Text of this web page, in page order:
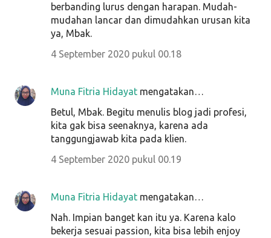
berbanding lurus dengan harapan. Mudah-
mudahan lancar dan dimudahkan urusan kita
ya, Mbak.
4 September 2020 pukul 00.18
Muna Fitria Hidayat mengatakan…
Betul, Mbak. Begitu menulis blog jadi profesi,
kita gak bisa seenaknya, karena ada
tanggungjawab kita pada klien.
4 September 2020 pukul 00.19
Muna Fitria Hidayat mengatakan…
Nah. Impian banget kan itu ya. Karena kalo
bekerja sesuai passion, kita bisa lebih enjoy